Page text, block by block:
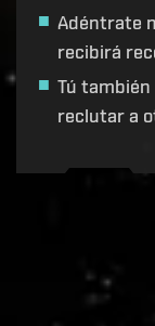
Adéntrate
recibirá
Tú
reclutar a
live.evetech.net/